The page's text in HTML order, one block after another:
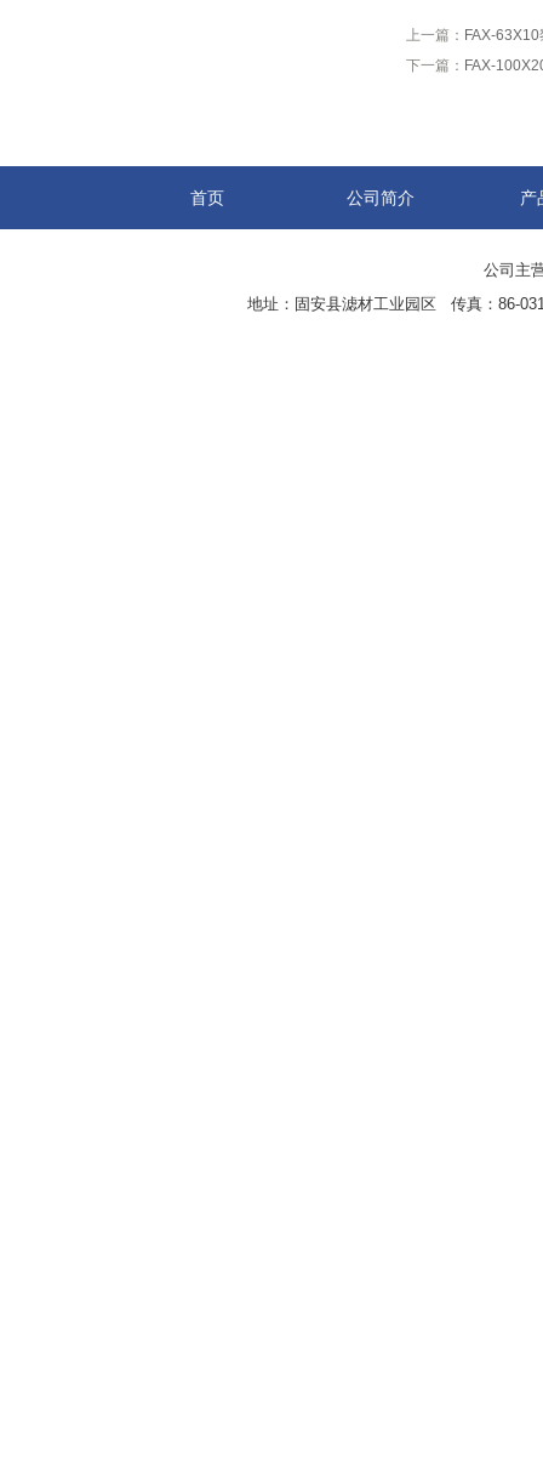
上一篇： FAX-
下一篇： FAX-
首页 公司简介 产
公司主
地址：固安县滤材工业园区 传真：86-